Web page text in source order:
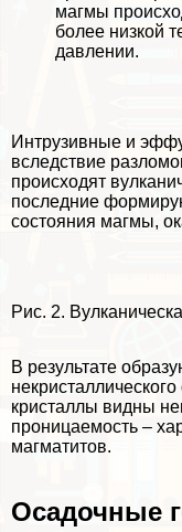
магмы
более низкой
давлении.
Интрузивные и
вследствие
происходят
последние
состояния магмы,
Рис. 2.
В результате
кристаллы видны
проницаемость –
магматитов.
Осадочные